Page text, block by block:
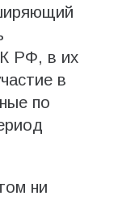
РФ, в их
в
по
ни